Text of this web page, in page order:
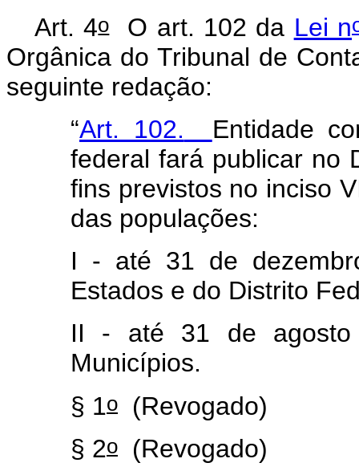
Art. 4oO art. 102 da Lei n
Orgânica do Tribunal de
seguinte redação:
“Art. 102.
Entidade
federal fará publicar no
fins previstos no inciso
das populações:
I - até 31 de
Estados e do Distrito
II - até 31 de
Municípios.
§ 1o (Revogado)
§ 2o (Revogado)